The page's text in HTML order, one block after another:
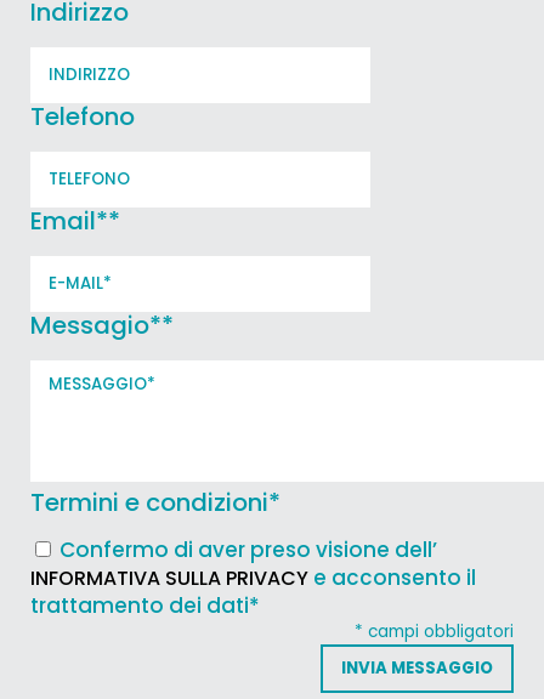
Indirizzo
Telefono
Email**
Messagio**
Termini e condizioni*
Confermo di aver preso visione dell’
INFORMATIVA SULLA PRIVACY e acconsento il
trattamento dei dati*
* campi obbligatori